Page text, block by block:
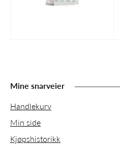
Mine snarveier
Handlekurv
Min side
Kjøpshistorikk